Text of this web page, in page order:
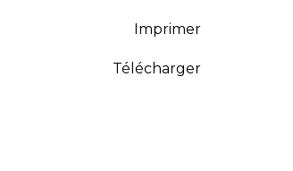
Imprimer
Télécharger